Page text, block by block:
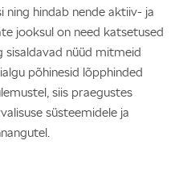
hindab nende aktiiv- ja
jooksul on need katsetused
sisaldavad nüüd mitmeid
põhinesid lõpphinded
siis praegustes
süsteemidele ja